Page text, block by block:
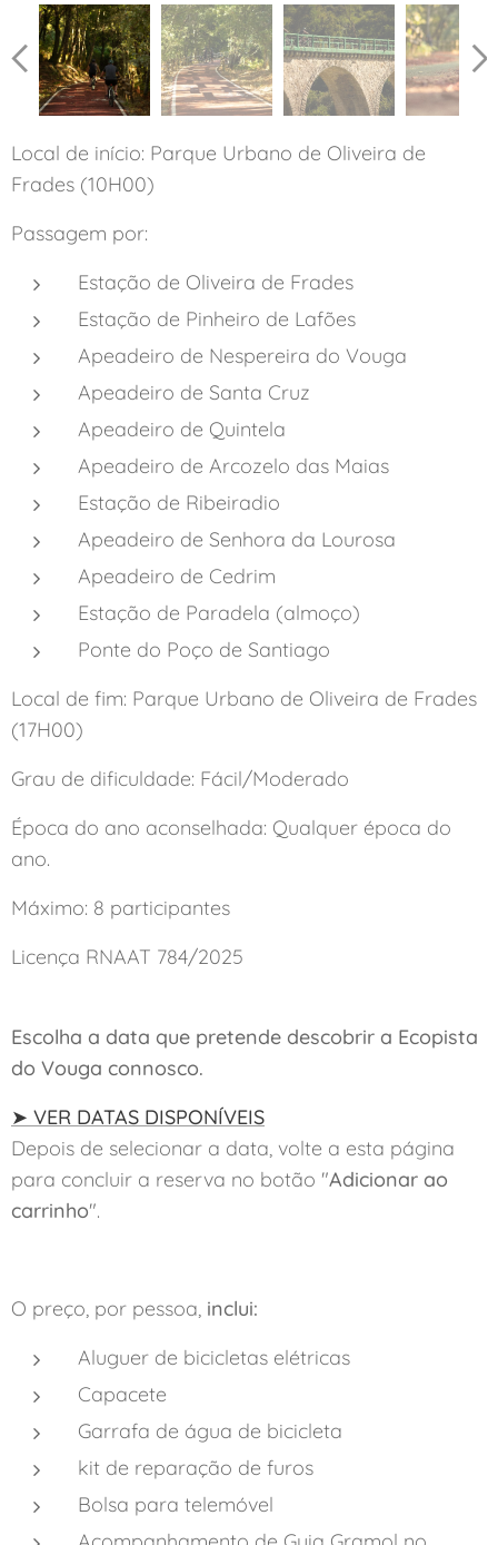
Local de início: Parque Urbano de Oliveira de
Frades (10H00)
Passagem por:
Estação de Oliveira de Frades
Estação de Pinheiro de Lafões
Apeadeiro de Nespereira do Vouga
Apeadeiro de Santa Cruz
Apeadeiro de Quintela
Apeadeiro de Arcozelo das Maias
Estação de Ribeiradio
Apeadeiro de Senhora da Lourosa
Apeadeiro de Cedrim
Estação de Paradela (almoço)
Ponte do Poço de Santiago
Local de fim: Parque Urbano de Oliveira de Frades
(17H00)
Grau de dificuldade: Fácil/Moderado
Época do ano aconselhada: Qualquer época do
ano.
Máximo: 8 participantes
Licença RNAAT 784/2025
Escolha a data que pretende descobrir a Ecopista
do Vouga connosco.
➤ VER DATAS DISPONÍVEIS
Depois de selecionar a data, volte a esta página
para concluir a reserva no botão "Adicionar ao
carrinho".
O preço, por pessoa, inclui:
Aluguer de bicicletas elétricas
Capacete
Garrafa de água de bicicleta
kit de reparação de furos
Bolsa para telemóvel